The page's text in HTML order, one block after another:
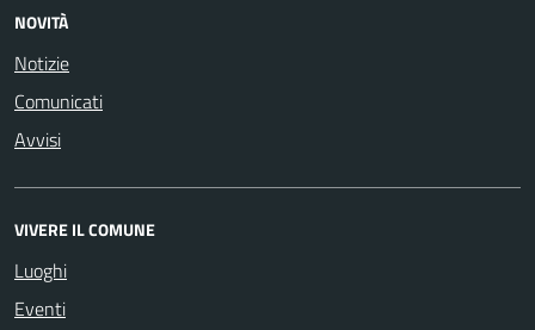
NOVITÀ
Notizie
Comunicati
Avvisi
VIVERE IL COMUNE
Luoghi
Eventi